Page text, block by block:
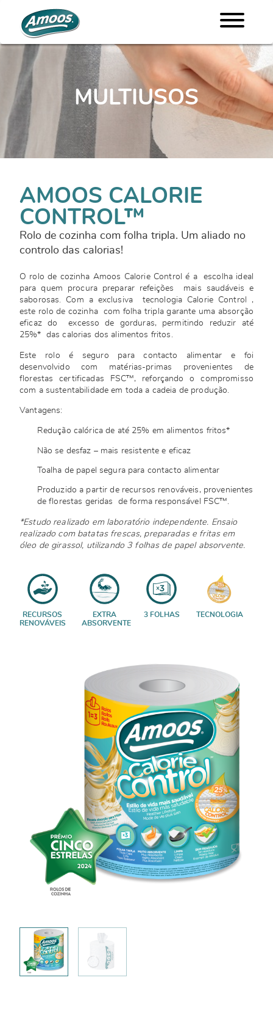
MULTIUSOS
AMOOS CALORIE
CONTROL™
Rolo de cozinha com folha tripla. Um aliado no
controlo das calorias!
O rolo de cozinha Amoos Calorie Control é a escolha ideal
para quem procura preparar refeições mais saudáveis e
saborosas. Com a exclusiva tecnologia Calorie Control ,
este rolo de cozinha com folha tripla garante uma absorção
eficaz do excesso de gorduras, permitindo reduzir até
25%* das calorias dos alimentos fritos.
Este rolo é seguro para contacto alimentar e foi
desenvolvido com matérias-primas provenientes de
florestas certificadas FSC™, reforçando o compromisso
com a sustentabilidade em toda a cadeia de produção.
Vantagens:
Redução calórica de até 25% em alimentos fritos*
Não se desfaz – mais resistente e eficaz
Toalha de papel segura para contacto alimentar
Produzido a partir de recursos renováveis, provenientes
de florestas geridas de forma responsável FSC™.
*Estudo realizado em laboratório independente. Ensaio
realizado com batatas frescas, preparadas e fritas em
óleo de girassol, utilizando 3 folhas de papel absorvente.
RECURSOS
RENOVÁVEIS
EXTRA
ABSORVENTE
3 FOLHAS TECNOLOGIA